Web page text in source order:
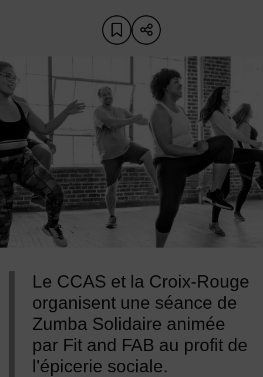
Ajouter aux favoris
Partager sur les
Le CCAS et la Croix-Rouge
organisent une séance de
Zumba Solidaire animée
par Fit and FAB au profit de
l'épicerie sociale.